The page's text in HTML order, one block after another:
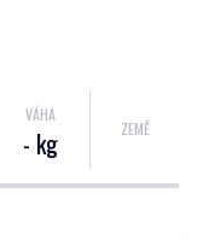
VÁHA
- kg ZEMĚ